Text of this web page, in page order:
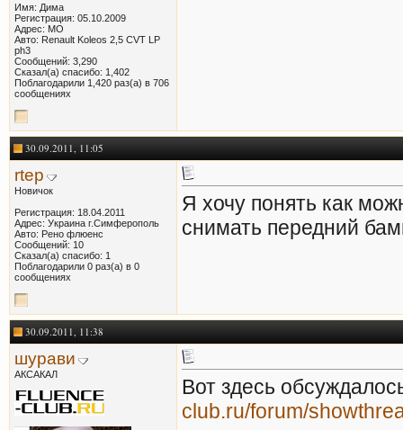
Имя: Дима
Регистрация: 05.10.2009
Адрес: МО
Авто: Renault Koleos 2,5 CVT LP
ph3
Сообщений: 3,290
Сказал(а) спасибо: 1,402
Поблагодарили 1,420 раз(а) в 706
сообщениях
30.09.2011, 11:05
rtep
Новичок
Регистрация: 18.04.2011
Адрес: Украина г.Симферополь
Авто: Рено флюенс
Сообщений: 10
Сказал(а) спасибо: 1
Поблагодарили 0 раз(а) в 0
сообщениях
Я хочу понять как
снимать передний
30.09.2011, 11:38
шурави
АКСАКАЛ
Вот здесь
club.ru/forum/